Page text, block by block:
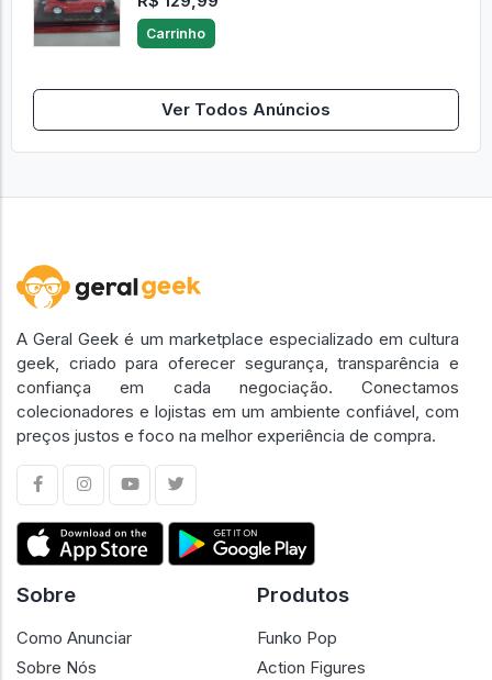
Carrinho
Ver Todos Anúncios
A Geral Geek é um marketplace especializado em cultura
geek, criado para oferecer segurança, transparência e
confiança em cada negociação. Conectamos
colecionadores e lojistas em um ambiente confiável, com
preços justos e foco na melhor experiência de compra.
Sobre
Como Anunciar
Sobre Nós
Produtos
Funko Pop
Action Figures